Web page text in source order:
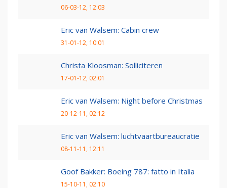
06-03-12, 12:03
Eric van Walsem: Cabin crew
31-01-12, 10:01
Christa Kloosman: Solliciteren
17-01-12, 02:01
Eric van Walsem: Night before Christmas
20-12-11, 02:12
Eric van Walsem: luchtvaartbureaucratie
08-11-11, 12:11
Goof Bakker: Boeing 787: fatto in Italia
15-10-11, 02:10